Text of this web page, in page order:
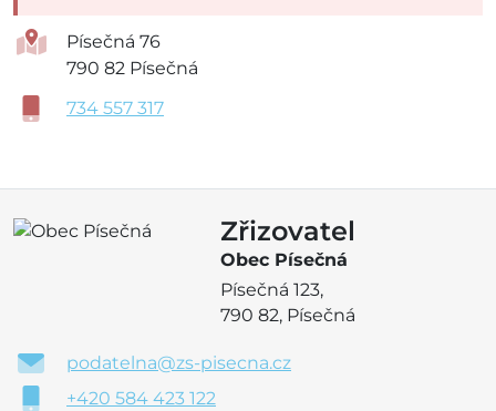
Písečná 76
790 82 Písečná
734 557 317
Zřizovatel
Obec Písečná
Písečná 123,
790 82, Písečná
podatelna@zs-pisecna.cz
+420 584 423 122